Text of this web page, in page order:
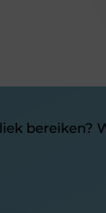
bereiken?